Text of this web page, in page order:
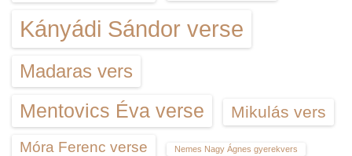
Kányádi Sándor verse
Madaras vers
Mentovics Éva verse Mikulás vers
Móra Ferenc verse Nemes Nagy Ágnes gyerekvers